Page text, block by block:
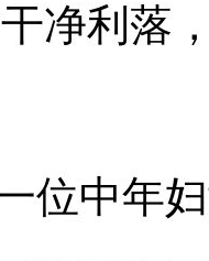
净利落
位中年